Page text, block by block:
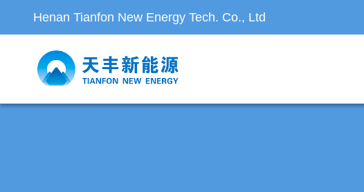
Henan Tianfon New Energy Tech. Co., Ltd